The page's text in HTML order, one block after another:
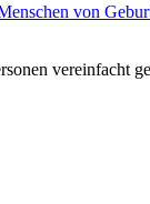
von
vereinfacht